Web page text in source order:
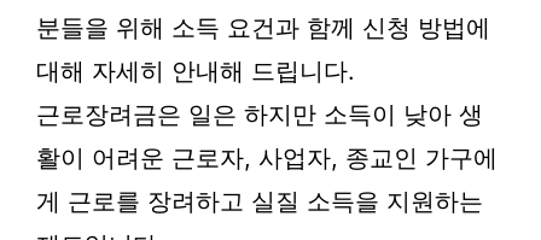
분들을 위해 소득 요건과 함께 신청 방법에
대해 자세히 안내해 드립니다.
근로장려금은 일은 하지만 소득이 낮아 생
활이 어려운 근로자, 사업자, 종교인 가구에
게 근로를 장려하고 실질 소득을 지원하는